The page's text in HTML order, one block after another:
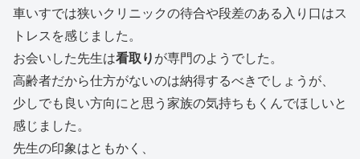
車いすでは狭いクリニックの待合や段差のある入り口はス
トレスを感じました。
お会いした先生は看取りが専門のようでした。
高齢者だから仕方がないのは納得するべきでしょうが、
少しでも良い方向にと思う家族の気持ちもくんでほしいと
感じました。
先生の印象はともかく、